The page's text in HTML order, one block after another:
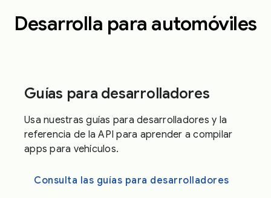
Desarrolla para automóviles
Guías para desarrolladores
Usa nuestras guías para desarrolladores y la
referencia de la API para aprender a compilar
apps para vehículos.
Consulta las guías para desarrolladores